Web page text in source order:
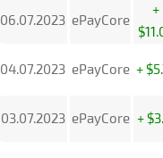
06.07.2023 ePayCore
+
04.07.2023 ePayCore +
03.07.2023 ePayCore +